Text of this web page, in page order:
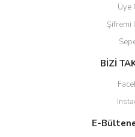
Üye
Şifremi
BİZİ
E-